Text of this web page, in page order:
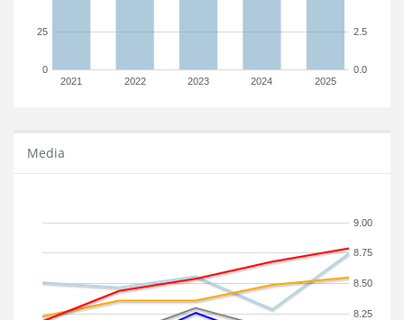
2021 2022 2023 2024 2025
0
25
0.0
2.5
Media
8.25
8.50
8.75
9.00